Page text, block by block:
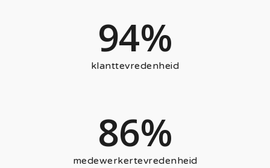
94%
klanttevredenheid
86%
medewerkertevredenheid